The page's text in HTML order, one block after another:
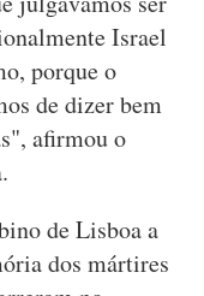
Israel
porque o
de dizer bem
afirmou o
de Lisboa a
dos mártires